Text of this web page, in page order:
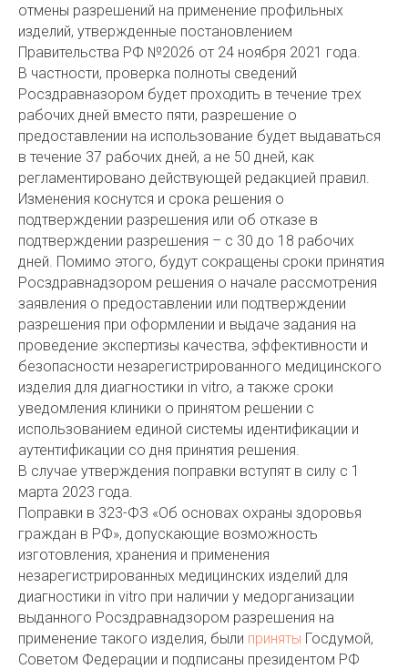
отмены разрешений на применение профильных
изделий, утвержденные постановлением
Правительства РФ №2026 от 24 ноября 2021 года.
В частности, проверка полноты сведений
Росздравназором будет проходить в течение трех
рабочих дней вместо пяти, разрешение о
предоставлении на использование будет выдаваться
в течение 37 рабочих дней, а не 50 дней, как
регламентировано действующей редакцией правил.
Изменения коснутся и срока решения о
подтверждении разрешения или об отказе в
подтверждении разрешения – с 30 до 18 рабочих
дней. Помимо этого, будут сокращены сроки принятия
Росздравнадзором решения о начале рассмотрения
заявления о предоставлении или подтверждении
разрешения при оформлении и выдаче задания на
проведение экспертизы качества, эффективности и
безопасности незарегистрированного медицинского
изделия для диагностики in vitro, а также сроки
уведомления клиники о принятом решении с
использованием единой системы идентификации и
аутентификации со дня принятия решения.
В случае утверждения поправки вступят в силу с 1
марта 2023 года.
Поправки в 323-ФЗ «Об основах охраны здоровья
граждан в РФ», допускающие возможность
изготовления, хранения и применения
незарегистрированных медицинских изделий для
диагностики in vitro при наличии у медорганизации
выданного Росздравнадзором разрешения на
применение такого изделия, были приняты Госдумой,
Советом Федерации и подписаны президентом РФ